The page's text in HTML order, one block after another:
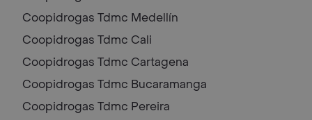
Coopidrogas Tdmc Medellín
Coopidrogas Tdmc Cali
Coopidrogas Tdmc Cartagena
Coopidrogas Tdmc Bucaramanga
Coopidrogas Tdmc Pereira